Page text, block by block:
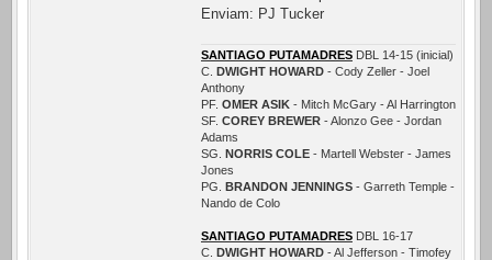
Enviam: PJ Tucker
SANTIAGO PUTAMADRES DBL 14-15 (inicial)
C. DWIGHT HOWARD - Cody Zeller - Joel
Anthony
PF. OMER ASIK - Mitch McGary - Al Harrington
SF. COREY BREWER - Alonzo Gee - Jordan
Adams
SG. NORRIS COLE - Martell Webster - James
Jones
PG. BRANDON JENNINGS - Garreth Temple -
Nando de Colo
SANTIAGO PUTAMADRES DBL 16-17
C. DWIGHT HOWARD - Al Jefferson - Timofey